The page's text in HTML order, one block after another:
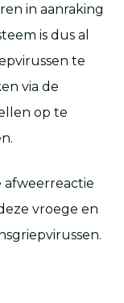
in aanraking
is dus al
te
via de
op te
afweerreactie
vroege en